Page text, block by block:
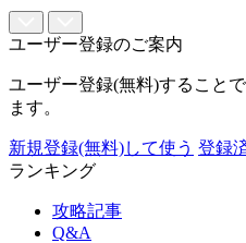
ユーザー登録のご案内
ユーザー登録(無料)すること
ます。
新規登録(無料)して使う 登録
ランキング
攻略記事
Q&A